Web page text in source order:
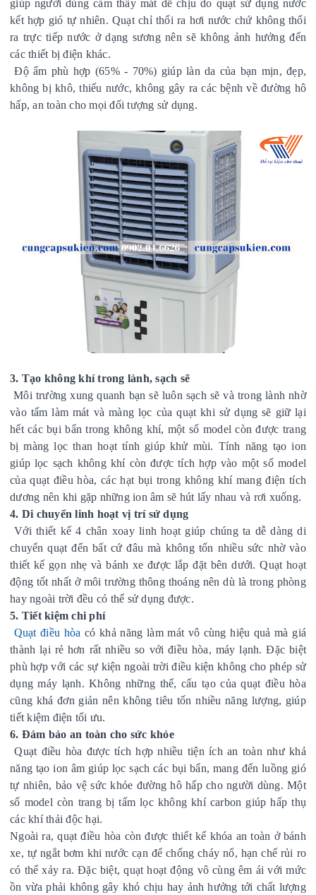
giúp người dùng cảm thấy mát dễ chịu do quạt sử dụng nước
kết hợp gió tự nhiên. Quạt chỉ thổi ra hơi nước chứ không thổi
ra trực tiếp nước ở dạng sương nên sẽ không ảnh hưởng đến
các thiết bị điện khác.
Độ ẩm phù hợp (65% - 70%) giúp làn da của bạn mịn, đẹp,
không bị khô, thiếu nước, không gây ra các bệnh về đường hô
hấp, an toàn cho mọi đối tượng sử dụng.
3. Tạo không khí trong lành, sạch sẽ
Môi trường xung quanh bạn sẽ luôn sạch sẽ và trong lành nhờ
vào tấm làm mát và màng lọc của quạt khi sử dụng sẽ giữ lại
hết các bụi bẩn trong không khí, một số model còn được trang
bị màng lọc than hoạt tính giúp khử mùi. Tính năng tạo ion
giúp lọc sạch không khí còn được tích hợp vào một số model
của quạt điều hòa, các hạt bụi trong không khí mang điện tích
dương nên khi gặp những ion âm sẽ hút lấy nhau và rơi xuống.
4. Di chuyển linh hoạt vị trí sử dụng
Với thiết kế 4 chân xoay linh hoạt giúp chúng ta dễ dàng di
chuyển quạt đến bất cứ đâu mà không tốn nhiều sức nhờ vào
thiết kế gọn nhẹ và bánh xe được lắp đặt bên dưới. Quạt hoạt
động tốt nhất ở môi trường thông thoáng nên dù là trong phòng
hay ngoài trời đều có thể sử dụng được.
5. Tiết kiệm chi phí
Quạt điều hòa có khả năng làm mát vô cùng hiệu quả mà giá
thành lại rẻ hơn rất nhiều so với điều hòa, máy lạnh. Đặc biệt
phù hợp với các sự kiện ngoài trời điều kiện không cho phép sử
dụng máy lạnh. Không những thế, cấu tạo của quạt điều hòa
cũng khá đơn giản nên không tiêu tốn nhiều năng lượng, giúp
tiết kiệm điện tối ưu.
6. Đảm bảo an toàn cho sức khỏe
Quạt điều hòa được tích hợp nhiều tiện ích an toàn như khả
năng tạo ion âm giúp lọc sạch các bụi bẩn, mang đến luồng gió
tự nhiên, bảo vệ sức khỏe đường hô hấp cho người dùng. Một
số model còn trang bị tấm lọc không khí carbon giúp hấp thụ
các khí thải độc hại.
Ngoài ra, quạt điều hòa còn được thiết kế khóa an toàn ở bánh
xe, tự ngắt bơm khi nước cạn để chống cháy nổ, hạn chế rủi ro
có thể xảy ra. Đặc biệt, quạt hoạt động vô cùng êm ái với mức
ồn vừa phải không gây khó chịu hay ảnh hưởng tới chất lượng